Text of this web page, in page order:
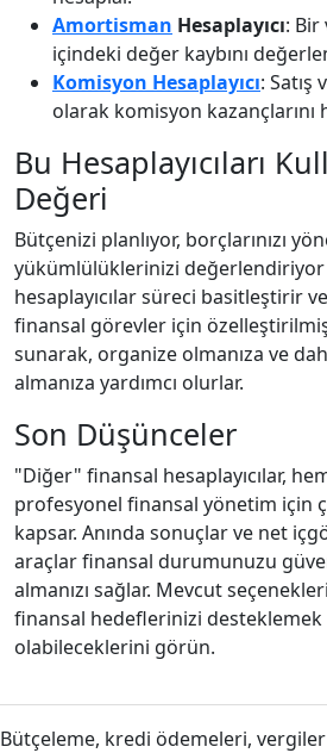
Amortisman Hesaplayıcı: Bir
içindeki değer kaybını
Komisyon Hesaplayıcı: Satış
olarak komisyon kazançlarını
Bu Hesaplayıcıları
Değeri
Bütçenizi planlıyor, borçlarınızı
yükümlülüklerinizi
hesaplayıcılar süreci basitleştirir
finansal görevler için
sunarak, organize olmanıza ve
almanıza yardımcı olurlar.
Son Düşünceler
"Diğer" finansal hesaplayıcılar,
profesyonel finansal yönetim için
kapsar. Anında sonuçlar ve net
araçlar finansal durumunuzu
almanızı sağlar. Mevcut
finansal hedeflerinizi desteklemek
olabileceklerini görün.
Bütçeleme, kredi ödemeleri, vergiler